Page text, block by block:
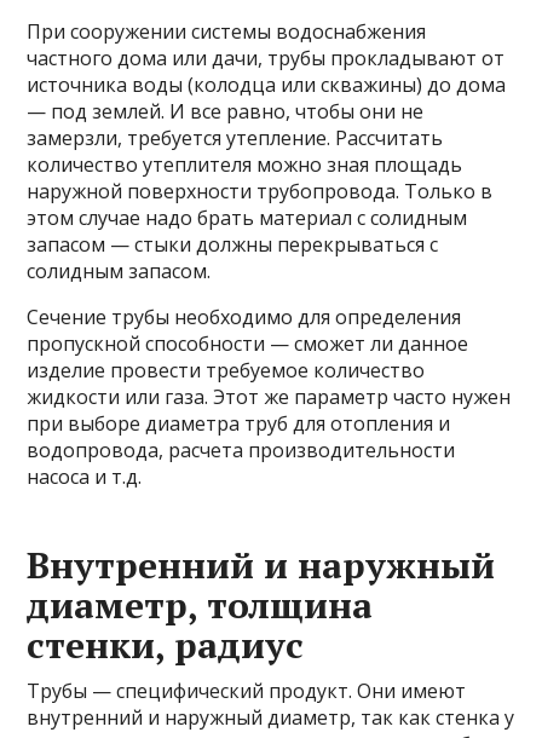
При сооружении системы водоснабжения
частного дома или дачи, трубы прокладывают от
источника воды (колодца или скважины) до дома
— под землей. И все равно, чтобы они не
замерзли, требуется утепление. Рассчитать
количество утеплителя можно зная площадь
наружной поверхности трубопровода. Только в
этом случае надо брать материал с солидным
запасом — стыки должны перекрываться с
солидным запасом.
Сечение трубы необходимо для определения
пропускной способности — сможет ли данное
изделие провести требуемое количество
жидкости или газа. Этот же параметр часто нужен
при выборе диаметра труб для отопления и
водопровода, расчета производительности
насоса и т.д.
Внутренний и наружный
диаметр, толщина
стенки, радиус
Трубы — специфический продукт. Они имеют
внутренний и наружный диаметр, так как стенка у